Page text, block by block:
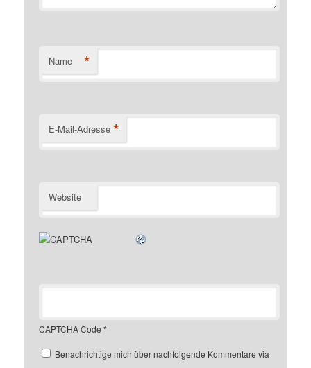
Name *
E-Mail-Adresse *
Website
CAPTCHA Code *
Benachrichtige mich über nachfolgende Kommentare via